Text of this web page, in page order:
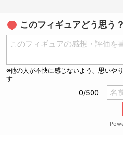
このフィギュアどう思う？